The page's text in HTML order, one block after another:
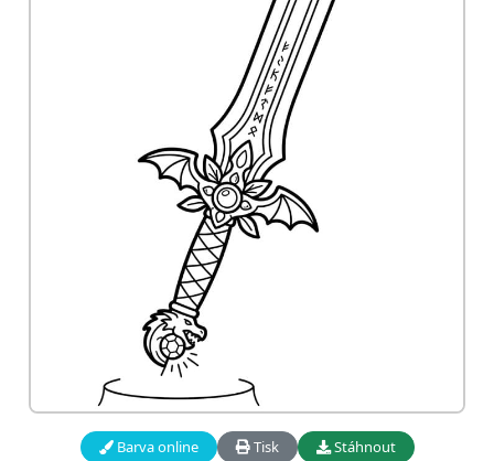
Barva online Tisk Stáhnout